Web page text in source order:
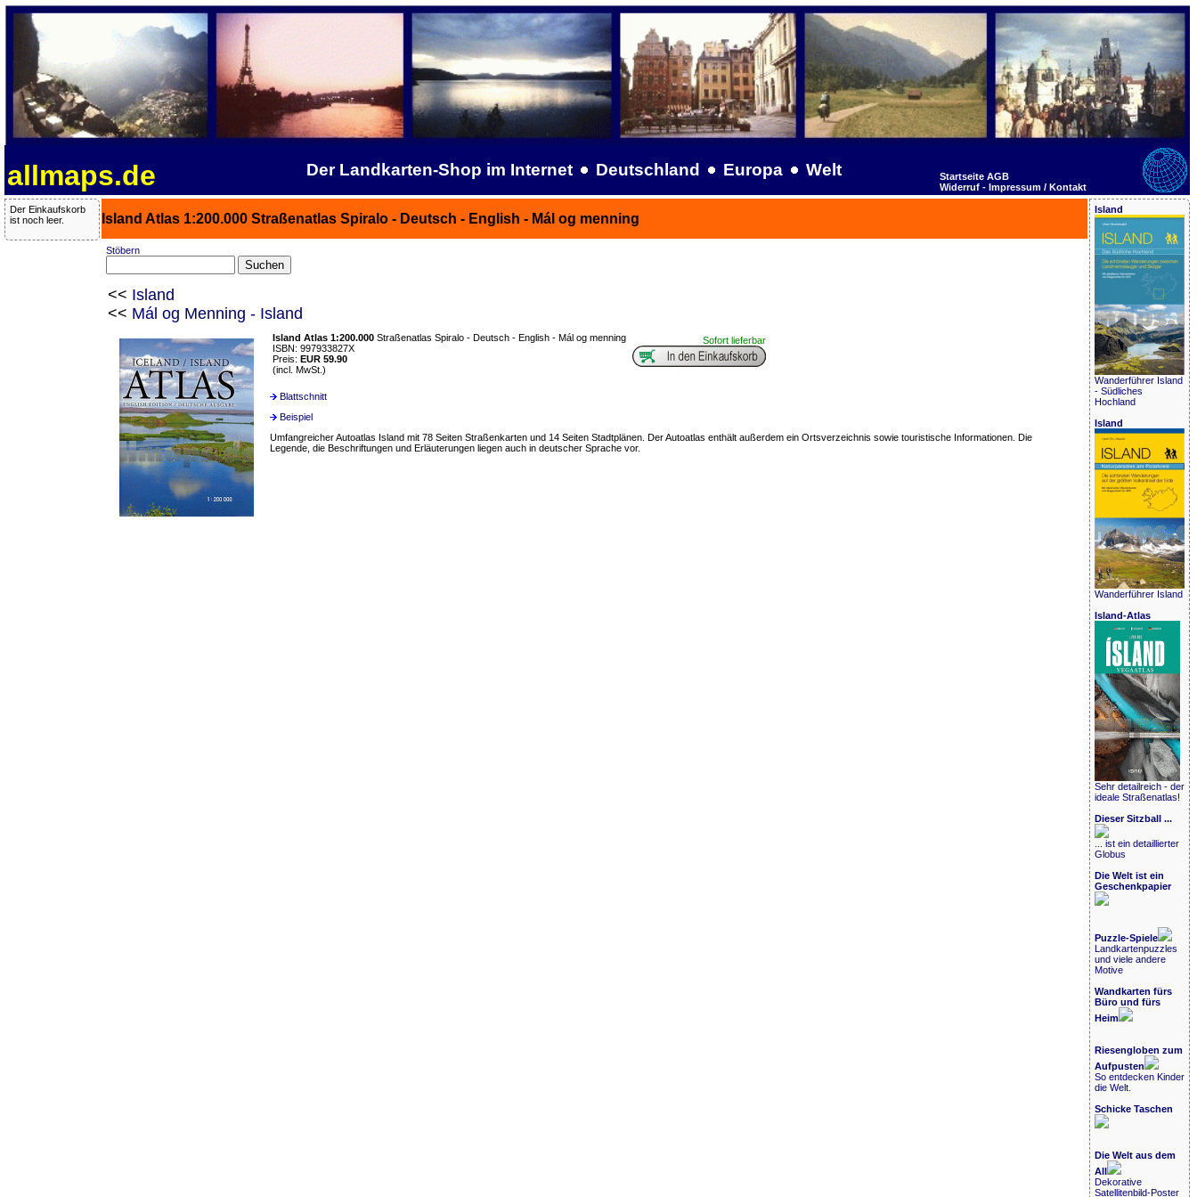
allmaps.de Der Landkarten-Shop im Internet Deutschland Europa Welt Startseite AGB
Widerruf - Impressum / Kontakt
Der Einkaufskorb
ist noch leer.
Island Atlas 1:200.000 Straßenatlas Spiralo - Deutsch - English - Mál og menning
Stöbern
<< Island
<< Mál og Menning - Island
Island Atlas 1:200.000Straßenatlas Spiralo - Deutsch - English - Mál og menning
ISBN: 997933827X
Preis: EUR 59.90
(incl. MwSt.)
Sofort lieferbar
Blattschnitt
Beispiel
Umfangreicher Autoatlas Island mit 78 Seiten Straßenkarten und 14 Seiten Stadtplänen. Der Autoatlas enthält außerdem ein Ortsverzeichnis sowie touristische Informationen. Die
Legende, die Beschriftungen und Erläuterungen liegen auch in deutscher Sprache vor.
Island
Wanderführer Island
- Südliches
Hochland
Island
Wanderführer Island
Island-Atlas
Sehr detailreich - der
ideale Straßenatlas!
Dieser Sitzball ...
... ist ein detaillierter
Globus
Die Welt ist ein
Geschenkpapier
Puzzle-Spiele
Landkartenpuzzles
und viele andere
Motive
Wandkarten fürs
Büro und fürs
Heim
Riesengloben zum
Aufpusten
So entdecken Kinder
die Welt.
Schicke Taschen
Die Welt aus dem
All
Dekorative
Satellitenbild-Poster